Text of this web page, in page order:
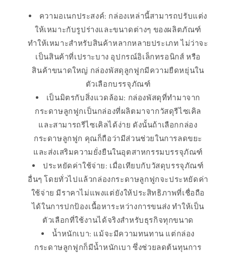
ความอเนกประสงค์: กล่องเหล่านี้สามารถปรับแต่ง
ให้เหมาะกับรูปร่างและขนาดต่างๆ ของผลิตภัณฑ์
ทำให้เหมาะสำหรับสินค้าหลากหลายประเภท ไม่ว่าจะ
เป็นสินค้าที่เปราะบาง อุปกรณ์อิเล็กทรอนิกส์ หรือ
สินค้าขนาดใหญ่ กล่องพัสดุลูกฟูกมีความยืดหยุ่นใน
ตัวเลือกบรรจุภัณฑ์
เป็นมิตรกับสิ่งแวดล้อม: กล่องพัสดุที่ทำมาจาก
กระดาษลูกฟูกเป็นกล่องที่ผลิตมาจากวัสดุรีไซเคิล
และสามารถรีไซเคิลได้ง่าย ดังนั้นถ้าเลือกกล่อง
กระดาษลูกฟูก คุณก็ถือว่ามีส่วนช่วยในการลดขยะ
และส่งเสริมความยั่งยืนในอุตสาหกรรมบรรจุภัณฑ์
ประหยัดค่าใช้จ่าย: เมื่อเทียบกับวัสดุบรรจุภัณฑ์
อื่นๆ โดยทั่วไปแล้วกล่องกระดาษลูกฟูกจะประหยัดค่า
ใช้จ่าย มีราคาไม่แพงแต่ยังให้ประสิทธิภาพที่เชื่อถือ
ได้ในการปกป้องเนื้อหาระหว่างการขนส่ง ทำให้เป็น
ตัวเลือกที่ใช้งานได้จริงสำหรับธุรกิจทุกขนาด
น้ำหนักเบา: แม้จะมีความทนทาน แต่กล่อง
กระดาษลูกฟูกก็มีน้ำหนักเบา ซึ่งช่วยลดต้นทุนการ